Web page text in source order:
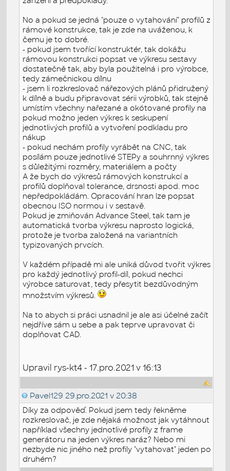
No a pokud se jedná "pouze o vytahování" profilů z
rámové konstrukce, tak je zde na uváženou, k
čemu je to dobré.
- pokud jsem tvořící konstruktér, tak dokážu
rámovou konstrukci popsat ve výkresu sestavy
dostatečně tak, aby byla použitelná i pro výrobce,
tedy zámečnickou dílnu
- jsem li rozkreslovač nářezových plánů přidružený
k dílně a budu připravovat sérii výrobků, tak stejně
umístím všechny nařezané a okótované profily na
pokud možno jeden výkres k seskupení
jednotlivých profilů a vytvoření podkladu pro
nákup
- pokud nechám profily vyrábět na CNC, tak
posílám pouze jednotlivé STEPy a souhrnný výkres
s důležitými rozměry, materiálem a počty
A že bych do výkresů rámových konstrukcí a
profilů doplňoval tolerance, drsnosti apod. moc
nepředpokládám. Opracování hran lze popsat
obecnou ISO normou i v sestavě.
Pokud je zmiňován Advance Steel, tak tam je
automatická tvorba výkresu naprosto logická,
protože je tvorba založená na variantních
typizovaných prvcích.
V každém případě mi ale uniká důvod tvořit výkres
pro každý jednotlivý profil-díl, pokud nechci
výrobce saturovat, tedy přesytit bezdůvodným
množstvím výkresů.
Na to abych si práci usnadnil je ale asi účelné začít
nejdříve sám u sebe a pak teprve upravovat či
doplňovat CAD.
Upravil rys-kt4 - 17.pro.2021 v 16:13
Pavel129 29.pro.2021 v 20:38
Díky za odpověď. Pokud jsem tedy řekněme
rozkreslovač, je zde nějaká možnost jak vytáhnout
například všechny jednotlivé profily z frame
generátoru na jeden výkres naráz? Nebo mi
nezbyde nic jiného než profily "vytahovat" jeden po
druhém?